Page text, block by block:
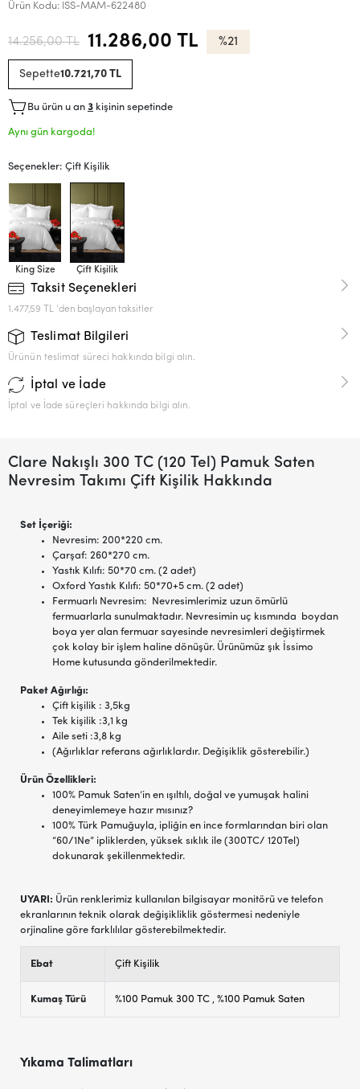
Ürün Kodu: ISS-MAM-622480
14.256,00 TL 11.286,00 TL %21
Sepette10.721,70 TL
Bu ürün u an 3 kişinin sepetinde
Aynı gün kargoda!
Seçenekler: Çift Kişilik
King Size Çift Kişilik
Taksit Seçenekleri
1.477,59 TL 'den başlayan taksitler
Teslimat Bilgileri
Ürünün teslimat süreci hakkında bilgi alın.
İptal ve İade
İptal ve İade süreçleri hakkında bilgi alın.
Clare Nakışlı 300 TC (120 Tel) Pamuk Saten
Nevresim Takımı Çift Kişilik Hakkında
Set İçeriği:
Nevresim: 200*220 cm.
Çarşaf: 260*270 cm.
Yastık Kılıfı: 50*70 cm. (2 adet)
Oxford Yastık Kılıfı: 50*70+5 cm. (2 adet)
Fermuarlı Nevresim: Nevresimlerimiz uzun ömürlü
fermuarlarla sunulmaktadır. Nevresimin uç kısmında boydan
boya yer alan fermuar sayesinde nevresimleri değiştirmek
çok kolay bir işlem haline dönüşür. Ürünümüz şık İssimo
Home kutusunda gönderilmektedir.
Paket Ağırlığı:
Çift kişilik : 3,5kg
Tek kişilik :3,1 kg
Aile seti :3,8 kg
(Ağırlıklar referans ağırlıklardır. Değişiklik gösterebilir.)
Ürün Özellikleri:
100% Pamuk Saten’in en ışıltılı, doğal ve yumuşak halini
deneyimlemeye hazır mısınız?
100% Türk Pamuğuyla, ipliğin en ince formlarından biri olan
“60/1Ne” ipliklerden, yüksek sıklık ile (300TC/ 120Tel)
dokunarak şekillenmektedir.
UYARI: Ürün renklerimiz kullanılan bilgisayar monitörü ve telefon
ekranlarının teknik olarak değişikliklik göstermesi nedeniyle
orjinaline göre farklılılar gösterebilmektedir.
Ebat Çift Kişilik
Kumaş Türü %100 Pamuk 300 TC , %100 Pamuk Saten
Yıkama Talimatları